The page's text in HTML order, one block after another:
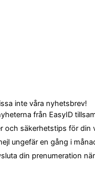
inte våra nyhetsbrev!
från EasyID
och säkerhetstips för din
ungefär en gång i
din prenumeration